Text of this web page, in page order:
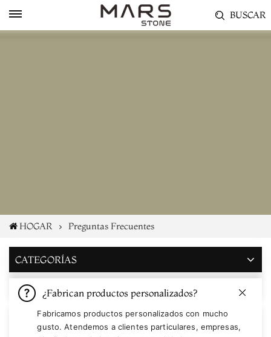
BUSCAR
HOGAR Preguntas Frecuentes
CATEGORÍAS
¿Fabrican productos personalizados?
Fabricamos productos personalizados con mucho
gusto. Atendemos a clientes particulares, empresas,